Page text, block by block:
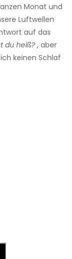
Monat und
Luftwellen
auf das
du heiß?, aber
keinen Schlaf